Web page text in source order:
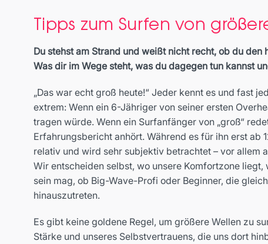
Tipps zum Surfen von
Du stehst am Strand und weißt nicht recht, ob du
Was dir im Wege steht, was du dagegen tun kannst
„Das war echt groß heute!“ Jeder kennt es und fast
extrem: Wenn ein 6-Jähriger von seiner ersten
tragen würde. Wenn ein Surfanfänger von „groß“
Erfahrungsbericht anhört. Während es für ihn erst ab
relativ und wird sehr subjektiv betrachtet – vor allem
Wir entscheiden selbst, wo unsere Komfortzone
sein mag, ob Big-Wave-Profi oder Beginner, die
hinauszutreten.
Es gibt keine goldene Regel, um größere Wellen zu
Stärke und unseres Selbstvertrauens, die uns dort